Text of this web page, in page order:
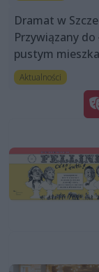
Dramat w
Przywiązany do
pustym
Aktualności